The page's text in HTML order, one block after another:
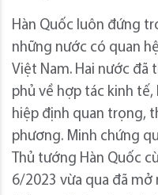
Hàn Quốc luôn đứng
những nước có quan
Việt Nam. Hai nước đã
phủ về hợp tác kinh
hiệp định quan trọng,
phương. Minh chứng
Thủ tướng Hàn Quốc
6/2023 vừa qua đã